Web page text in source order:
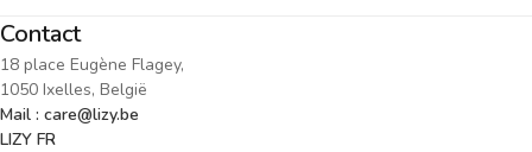
Contact
18 place Eugène Flagey,
1050 Ixelles, België
Mail : care@lizy.be
LIZY FR